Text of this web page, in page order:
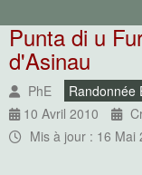
Punta di u
d'Asinau
PhE
Randonnée
10 Avril 2010
Mis à jour : 16 Mai